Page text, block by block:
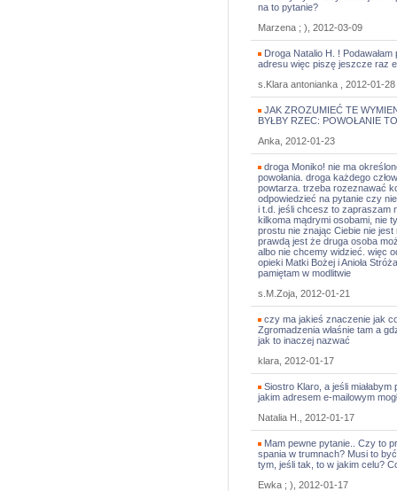
na to pytanie?
Marzena ; ), 2012-03-09
Droga Natalio H. !
adresu więc piszę jeszcze raz
s.Klara antonianka , 2012-01-28
JAK ZROZUMIEĆ TE
BYŁBY RZEC: POWOŁANIE
Anka, 2012-01-23
droga Moniko! nie ma
powołania. droga każdego
powtarza. trzeba rozeznawać
odpowiedzieć na pytanie czy
i t.d. jeśli chcesz to zapraszam
kilkoma mądrymi osobami, nie
prostu nie znając Ciebie nie
prawdą jest że druga osoba
albo nie chcemy widzieć. więc
opieki Matki Bożej i Anioła
pamiętam w modlitwie
s.M.Zoja, 2012-01-21
czy ma jakieś znaczenie jak
Zgromadzenia właśnie tam a
jak to inaczej nazwać
klara, 2012-01-17
Siostro Klaro, a jeśli
jakim adresem e-mailowym
Natalia H., 2012-01-17
Mam pewne pytanie.. Czy to
spania w trumnach? Musi to
tym, jeśli tak, to w jakim celu?
Ewka ; ), 2012-01-17